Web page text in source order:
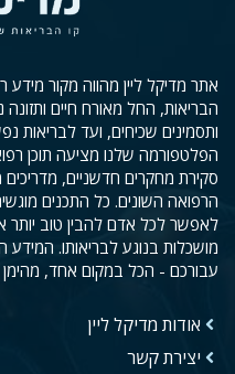
אתר מדיקל ליין מהווה מקור מידע
הבריאות, החל מאורח חיים
ותסמינים שכיחים, ועד לבריאות
הפלטפורמה שלנו מציעה תוכן
סקירת מחקרים חדשניים,
הרפואה השונים. כל התכנים
לאפשר לכל אדם להבין טוב יותר
מושכלות בנוגע לבריאותו. המידע
עבורכם - הכל במקום אחד, מהימן
אודות מדיקל ליין
יצירת קשר